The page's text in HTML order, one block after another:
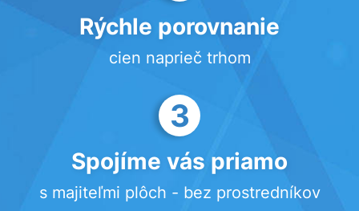
Rýchle porovnanie
cien naprieč trhom
3
Spojíme vás priamo
s majiteľmi plôch - bez prostredníkov